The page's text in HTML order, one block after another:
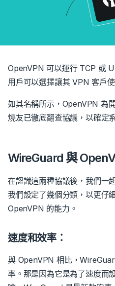
OpenVPN 可以運行 TCP 或
用戶可以選擇讓其 VPN 客戶
如其名稱所示，OpenVPN 為
燒友已徹底翻查協議，以確定
WireGuard 與
在認識這兩種協議後，我們一
我們設定了幾個分類，以更仔
OpenVPN 的能力。
速度和效率：
與 OpenVPN 相比，
率。那是因為它是為了速度而